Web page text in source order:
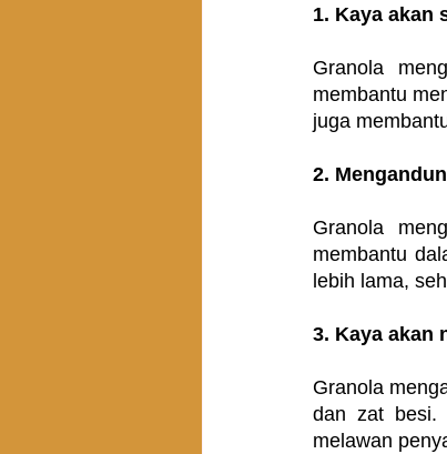
1. Kaya akan
Granola
membantu
juga
2.
Granola
membantu
lebih lama,
3. Kaya akan
Granola
dan zat besi.
melawan